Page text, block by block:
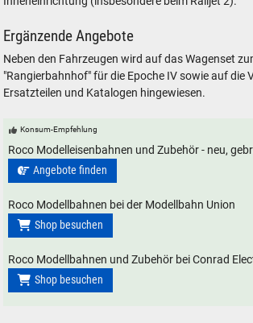
Ergänzende Angebote
Neben den Fahrzeugen wird auf das Wagenset
"Rangierbahnhof" für die Epoche IV sowie auf die
Ersatzteilen und Katalogen hingewiesen.
Konsum-Empfehlung
Roco Modelleisenbahnen und Zubehör - neu,
Angebote finden
Roco Modellbahnen bei der Modellbahn Union
Shop besuchen
Roco Modellbahnen und Zubehör bei Conrad
Shop besuchen